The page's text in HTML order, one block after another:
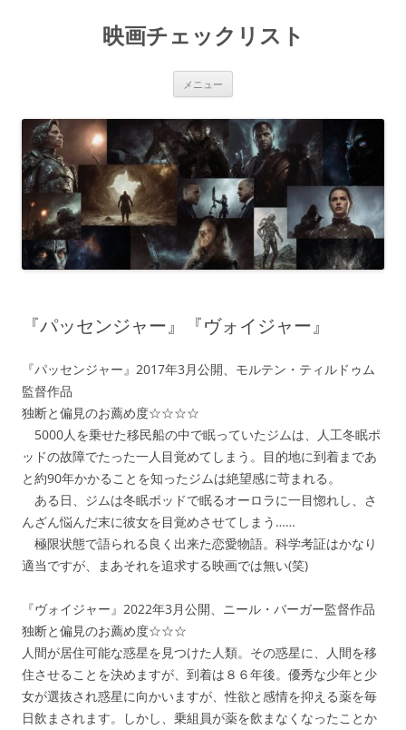
プ
映画チェックリスト
メニュー
『パッセンジャー』『ヴォイジャー』
『パッセンジャー』2017年3月公開、モルテン・ティルドゥム
監督作品
独断と偏見のお薦め度☆☆☆☆
5000人を乗せた移民船の中で眠っていたジムは、人工冬眠ポ
ッドの故障でたった一人目覚めてしまう。目的地に到着まであ
と約90年かかることを知ったジムは絶望感に苛まれる。
ある日、ジムは冬眠ポッドで眠るオーロラに一目惚れし、さ
んざん悩んだ末に彼女を目覚めさせてしまう……
極限状態で語られる良く出来た恋愛物語。科学考証はかなり
適当ですが、まあそれを追求する映画では無い(笑)
『ヴォイジャー』2022年3月公開、ニール・バーガー監督作品
独断と偏見のお薦め度☆☆☆
人間が居住可能な惑星を見つけた人類。その惑星に、人間を移
住させることを決めますが、到着は８６年後。優秀な少年と少
女が選抜され惑星に向かいますが、性欲と感情を抑える薬を毎
日飲まされます。しかし、乗組員が薬を飲まなくなったことか